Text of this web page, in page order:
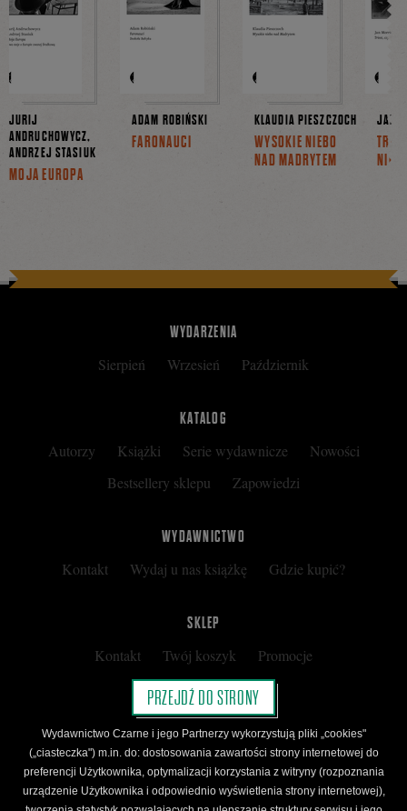
JURIJ
ANDRUCHOWYCZ,
ANDRZEJ STASIUK
MOJA EUROPA
ADAM ROBIŃSKI
FARONAUCI
KLAUDIA PIESZCZOCH
WYSOKIE NIEBO
NAD MADRYTEM
JAN
WYDARZENIA
Sierpień Wrzesień Październik
KATALOG
Autorzy Książki Serie wydawnicze
Nowości
Bestsellery sklepu
Zapowiedzi
WYDAWNICTWO
Kontakt Wydaj u nas książkę Gdzie kupić?
SKLEP
Kontakt Twój koszyk
Promocje
Kup kartę podarunkową
Nota prawna
Regulamin
Polityka prywatności
Regulamin Klubu Czarnego
Regulamin Karty Podarunkowej
PRZEJDŹ DO STRONY
Wydawnictwo Czarne i jego Partnerzy wykorzystują pliki „cookies"
(„ciasteczka") m.in. do: dostosowania zawartości strony internetowej do
preferencji Użytkownika, optymalizacji korzystania z witryny (rozpoznania
urządzenie Użytkownika i odpowiednio wyświetlenia strony internetowej),